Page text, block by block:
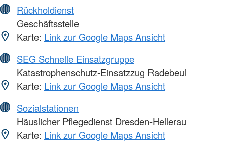
Rückholdienst
Geschäftsstelle
Karte: Link zur Google Maps Ansicht
SEG Schnelle Einsatzgruppe
Katastrophenschutz-Einsatzzug Radebeul
Karte: Link zur Google Maps Ansicht
Sozialstationen
Häuslicher Pflegedienst Dresden-Hellerau
Karte: Link zur Google Maps Ansicht